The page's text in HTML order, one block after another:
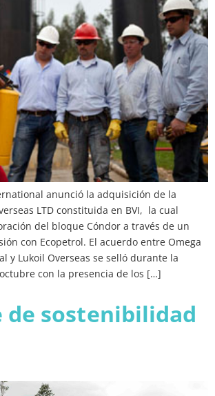
anunció la adquisición de la
LTD constituida en BVI, la cual
del bloque Cóndor a través de un
con Ecopetrol. El acuerdo entre Omega
y Lukoil Overseas se selló durante la
con la presencia de los […]
de sostenibilidad